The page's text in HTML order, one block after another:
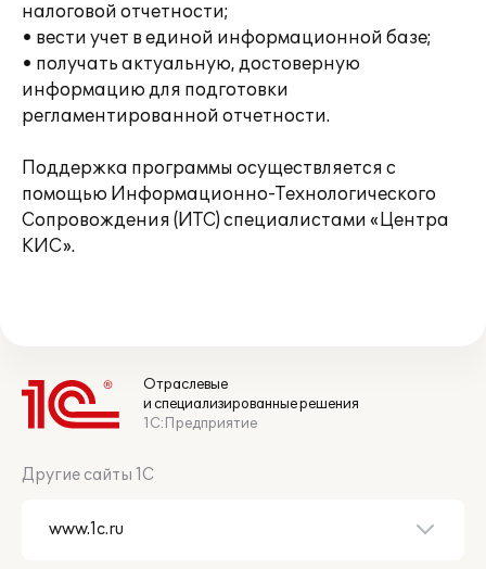
налоговой отчетности;
• вести учет в единой информационной базе;
• получать актуальную, достоверную
информацию для подготовки
регламентированной отчетности.
Поддержка программы осуществляется с
помощью Информационно-Технологического
Сопровождения (ИТС) специалистами «Центра
КИС».
Отраслевые
и специализированные решения
1С:Предприятие
Другие сайты 1С